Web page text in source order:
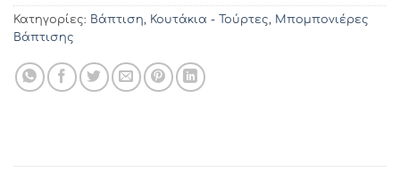
Κατηγορίες: Βάπτιση, Κουτάκια - Τούρτες, Μπομπονιέρες
Βάπτισης